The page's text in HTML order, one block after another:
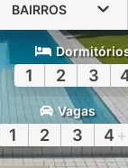
BAIRROS
1 2 3
Vagas
1 2 3 4 +